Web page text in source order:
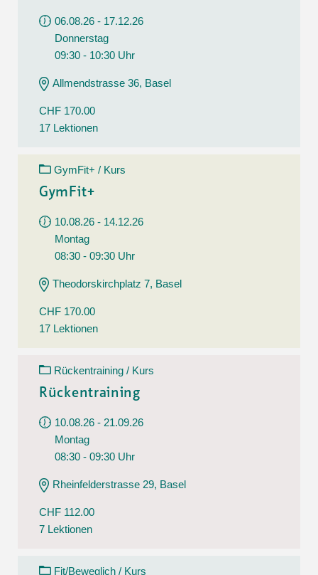
06.08.26 - 17.12.26
Donnerstag
09:30 - 10:30 Uhr
Allmendstrasse 36, Basel
CHF 170.00
17 Lektionen
GymFit+ / Kurs
GymFit+
10.08.26 - 14.12.26
Montag
08:30 - 09:30 Uhr
Theodorskirchplatz 7, Basel
CHF 170.00
17 Lektionen
Rückentraining / Kurs
Rückentraining
10.08.26 - 21.09.26
Montag
08:30 - 09:30 Uhr
Rheinfelderstrasse 29, Basel
CHF 112.00
7 Lektionen
Fit/Beweglich / Kurs